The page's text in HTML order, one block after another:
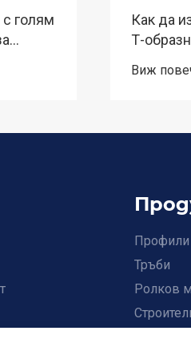
с голям
Как да
Т-
Виж
Профили
Тръби
Ролков